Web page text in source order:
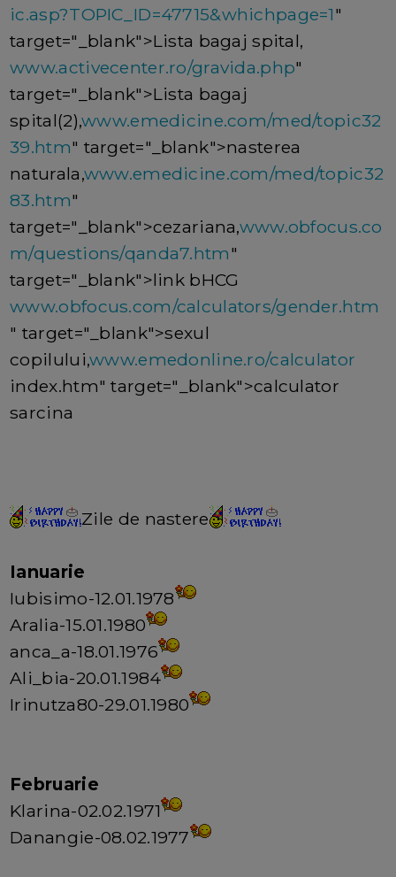
ic.asp?TOPIC_ID=47715&whichpage=1"
target="_blank">Lista bagaj spital,
www.activecenter.ro/gravida.php"
target="_blank">Lista bagaj
spital(2),www.emedicine.com/med/topic32
39.htm" target="_blank">nasterea
naturala,www.emedicine.com/med/topic32
83.htm"
target="_blank">cezariana,www.obfocus.co
m/questions/qanda7.htm"
target="_blank">link bHCG
www.obfocus.com/calculators/gender.htm
" target="_blank">sexul
copilului,www.emedonline.ro/calculator
index.htm" target="_blank">calculator
sarcina
Zile de nastere
Ianuarie
Iubisimo-12.01.1978
Aralia-15.01.1980
anca_a-18.01.1976
Ali_bia-20.01.1984
Irinutza80-29.01.1980
Februarie
Klarina-02.02.1971
Danangie-08.02.1977